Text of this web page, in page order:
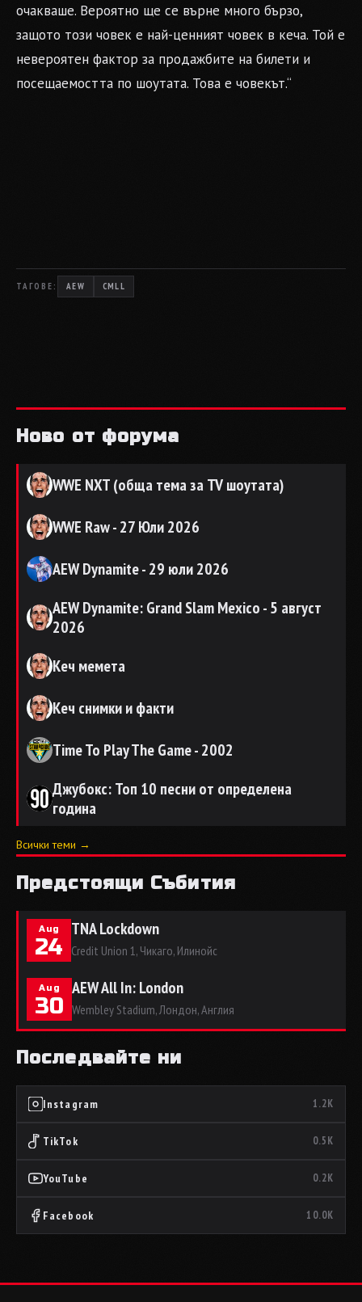
очакваше. Вероятно ще се върне много бързо,
защото този човек е най-ценният човек в кеча. Той е
невероятен фактор за продажбите на билети и
посещаемостта по шоутата. Това е човекът.“
ТАГОВЕ: AEW CMLL
Ново от форума
WWE NXT (обща тема за TV шоутата)
WWE Raw - 27 Юли 2026
AEW Dynamite - 29 юли 2026
AEW Dynamite: Grand Slam Mexico - 5 август
2026
Кеч мемета
Кеч снимки и факти
Time To Play The Game - 2002
Джубокс: Топ 10 песни от определена
година
Всички теми →
Предстоящи Събития
Aug
24
TNA Lockdown
Credit Union 1, Чикаго, Илинойс
Aug
30
AEW All In: London
Wembley Stadium, Лондон, Англия
Последвайте ни
Instagram 1.2K
TikTok 0.5K
YouTube 0.2K
Facebook 10.0K